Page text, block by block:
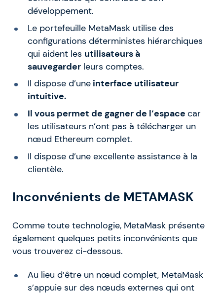
développement.
Le portefeuille MetaMask utilise des
configurations déterministes hiérarchiques
qui aident les utilisateurs à
sauvegarderleurs comptes.
Il dispose d’uneinterface utilisateur
intuitive.
Il vous permet de gagner de l’espace car
les utilisateurs n’ont pas à télécharger un
nœud Ethereum complet.
Il dispose d’une excellente assistance à la
clientèle.
Inconvénients de METAMASK
Comme toute technologie, MetaMask présente
également quelques petits inconvénients que
vous trouverez ci-dessous.
Au lieu d’être un nœud complet, MetaMask
s’appuie sur des nœuds externes qui ont